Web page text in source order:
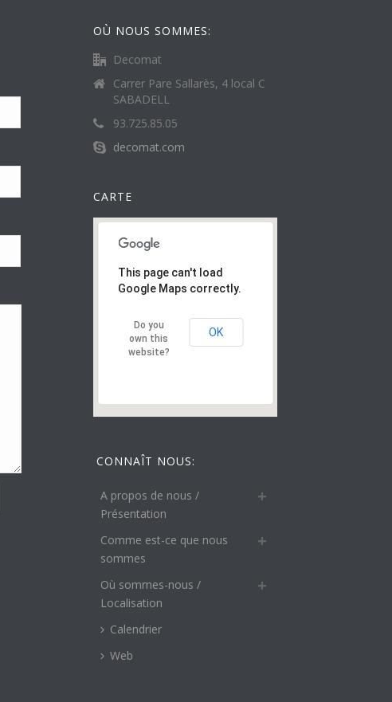
OÙ NOUS SOMMES:
Decomat
Carrer Pare Sallarès, 4 local C
SABADELL
93.725.85.05
decomat.com
CARTE
This page can't load
Google Maps correctly.
Do you
own this
website?
OK
CONNAÎT NOUS:
A propos de nous /
Présentation
Comme est-ce que nous
sommes
Où sommes-nous /
Localisation
Calendrier
Web